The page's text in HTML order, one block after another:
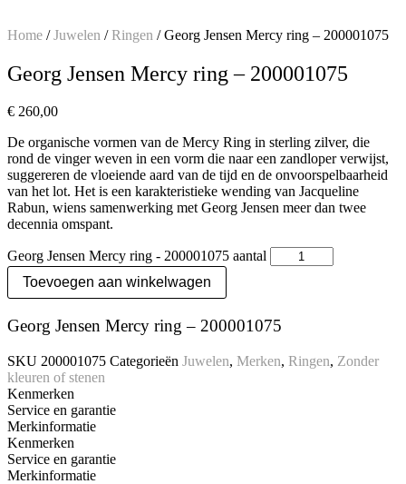
Home /Juwelen /Ringen / Georg Jensen Mercy ring – 200001075
Georg Jensen Mercy ring – 200001075
€ 260,00
De organische vormen van de Mercy Ring in sterling zilver, die
rond de vinger weven in een vorm die naar een zandloper verwijst,
suggereren de vloeiende aard van de tijd en de onvoorspelbaarheid
van het lot. Het is een karakteristieke wending van Jacqueline
Rabun, wiens samenwerking met Georg Jensen meer dan twee
decennia omspant.
Georg Jensen Mercy ring - 200001075 aantal
Toevoegen aan winkelwagen
Georg Jensen Mercy ring – 200001075
SKU 200001075 Categorieën Juwelen, Merken, Ringen, Zonder
kleuren of stenen
Kenmerken
Service en garantie
Merkinformatie
Kenmerken
Service en garantie
Merkinformatie